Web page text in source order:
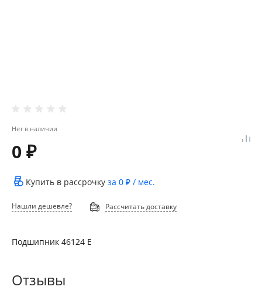
Нет в наличии
0 ₽
Купить в рассрочку за 0 ₽ / мес.
Нашли дешевле? Рассчитать доставку
Подшипник 46124 Е
Отзывы